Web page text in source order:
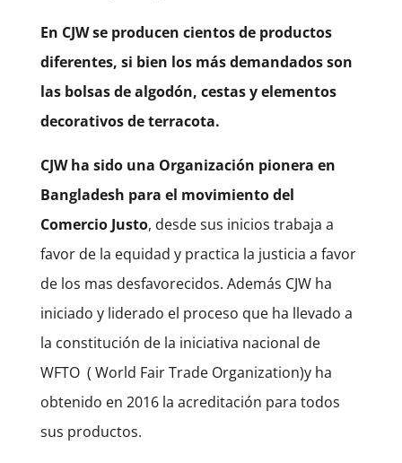
En CJW se producen cientos de productos
diferentes, si bien los más demandados son
las bolsas de algodón, cestas y elementos
decorativos de terracota.
CJW ha sido una Organización pionera en
Bangladesh para el movimiento del
Comercio Justo, desde sus inicios trabaja a
favor de la equidad y practica la justicia a favor
de los mas desfavorecidos. Además CJW ha
iniciado y liderado el proceso que ha llevado a
la constitución de la iniciativa nacional de
WFTO ( World Fair Trade Organization)y ha
obtenido en 2016 la acreditación para todos
sus productos.